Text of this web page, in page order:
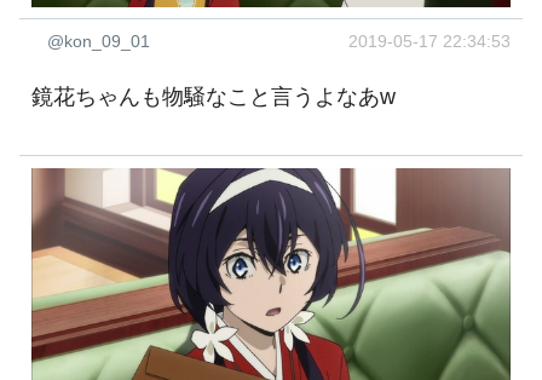
@kon_09_01 2019-05-17 22:34:53
鏡花ちゃんも物騒なこと言うよなあw